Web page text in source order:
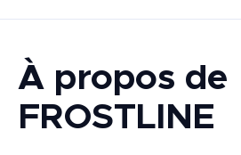
À propos de
FROSTLINE